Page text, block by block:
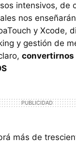
intensivos, de
nos
y Xcode,
y gestión de
convertirnos
más de